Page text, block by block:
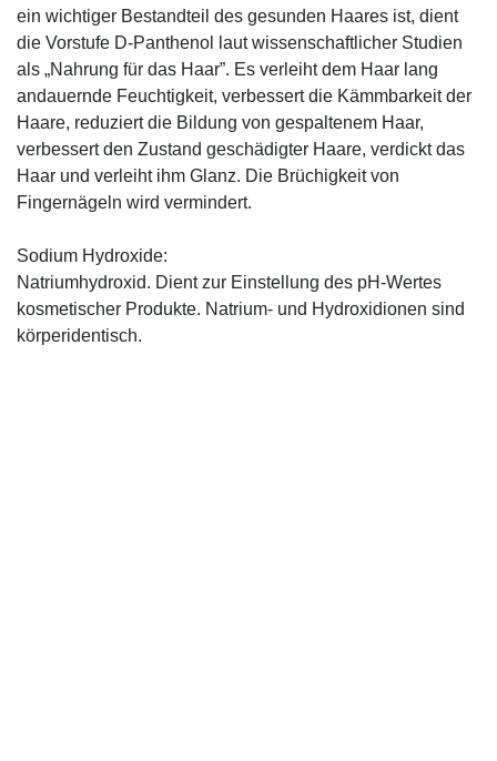
ein wichtiger Bestandteil des gesunden Haares ist, dient
die Vorstufe D-Panthenol laut wissenschaftlicher Studien
als „Nahrung für das Haar”. Es verleiht dem Haar lang
andauernde Feuchtigkeit, verbessert die Kämmbarkeit der
Haare, reduziert die Bildung von gespaltenem Haar,
verbessert den Zustand geschädigter Haare, verdickt das
Haar und verleiht ihm Glanz. Die Brüchigkeit von
Fingernägeln wird vermindert.
Sodium Hydroxide:
Natriumhydroxid. Dient zur Einstellung des pH-Wertes
kosmetischer Produkte. Natrium- und Hydroxidionen sind
körperidentisch.